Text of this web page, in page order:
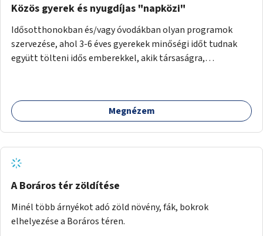
Közös gyerek és nyugdíjas "napközi"
Idősotthonokban és/vagy óvodákban olyan programok
szervezése, ahol 3-6 éves gyerekek minőségi időt tudnak
együtt tölteni idős emberekkel, akik társaságra,
Megnézem
A Boráros tér zöldítése
Minél több árnyékot adó zöld növény, fák, bokrok
elhelyezése a Boráros téren.